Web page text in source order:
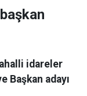
idareler
Başkan adayı